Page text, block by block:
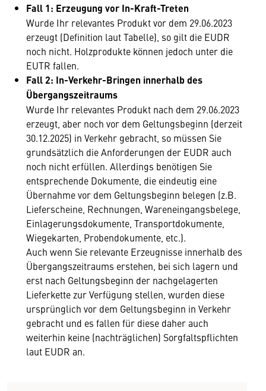
Fall 1: Erzeugung vor In-Kraft-Treten
Wurde Ihr relevantes Produkt vor dem 29.06.2023
erzeugt (Definition laut Tabelle), so gilt die EUDR
noch nicht. Holzprodukte können jedoch unter die
EUTR fallen.
Fall 2: In-Verkehr-Bringen innerhalb des
Übergangszeitraums
Wurde Ihr relevantes Produkt nach dem 29.06.2023
erzeugt, aber noch vor dem Geltungsbeginn (derzeit
30.12.2025) in Verkehr gebracht, so müssen Sie
grundsätzlich die Anforderungen der EUDR auch
noch nicht erfüllen. Allerdings benötigen Sie
entsprechende Dokumente, die eindeutig eine
Übernahme vor dem Geltungsbeginn belegen (z.B.
Lieferscheine, Rechnungen, Wareneingangsbelege,
Einlagerungsdokumente, Transportdokumente,
Wiegekarten, Probendokumente, etc.).
Auch wenn Sie relevante Erzeugnisse innerhalb des
Übergangszeitraums erstehen, bei sich lagern und
erst nach Geltungsbeginn der nachgelagerten
Lieferkette zur Verfügung stellen, wurden diese
ursprünglich vor dem Geltungsbeginn in Verkehr
gebracht und es fallen für diese daher auch
weiterhin keine (nachträglichen) Sorgfaltspflichten
laut EUDR an.